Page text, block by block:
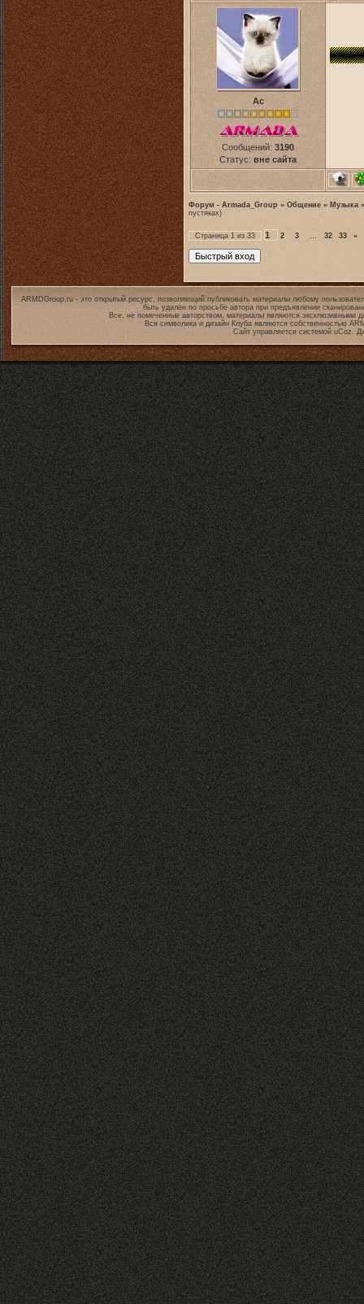
Ас
Сообщений: 3190
Статус: вне сайта
Форум - Armada_Group » Общение » Музыка »
пустяках)
Страница 1 из 33 1 2 3 … 32 33 »
ARMDGroup.ru - это открытый ресурс, позволяющий публиковать материалы любому
быть удален по просьбе автора при предъявлении
Все, не помеченные авторством, материалы являются эксклюзивными
Вся символика и дизайн Клуба являются собственностью
Сайт управляется системой uCoz.